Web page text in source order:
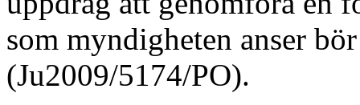
som myndigheten anser
(Ju2009/5174/PO).